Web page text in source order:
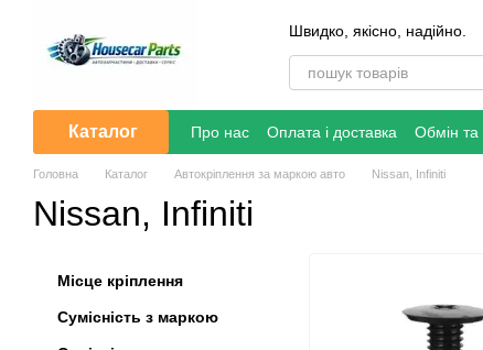
Швидко, якісно, надійно.
Каталог Про нас Оплата і доставка Обмін та
Головна Каталог Автокріплення за маркою авто Nissan, Infiniti
Nissan, Infiniti
Місце кріплення
Сумісність з маркою